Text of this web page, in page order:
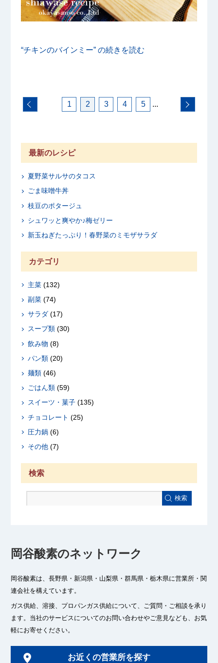
“チキンのバインミー” の続きを読む
1 2 3 4 5 ...
最新のレシピ
夏野菜サルサのタコス
ごま味噌牛丼
枝豆のポタージュ
シュワッと爽やか♪梅ゼリー
新玉ねぎたっぷり！春野菜のミモザサラダ
カテゴリ
主菜(132)
副菜(74)
サラダ(17)
スープ類(30)
飲み物 (8)
パン類(20)
麺類(46)
ごはん類(59)
スイーツ・菓子(135)
チョコレート (25)
圧力鍋(6)
その他(7)
検索
検索
岡谷酸素のネットワーク
岡谷酸素は、長野県・新潟県・山梨県・群馬県・栃木県に営業所・関
連会社を構えています。
ガス供給、溶接、プロパンガス供給について、ご質問・ご相談を承り
ます。 当社のサービスについてのお問い合わせやご意見なども、お気
軽にお寄せください。
お近くの営業所を探す